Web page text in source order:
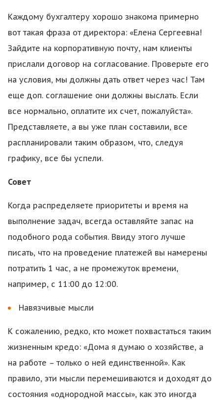
Каждому бухгалтеру хорошо знакома примерно
вот такая фраза от директора: «Елена Сергеевна!
Зайдите на корпоративную почту, нам клиенты
прислали договор на согласование. Проверьте его
на условия, мы должны дать ответ через час! Там
еще доп. соглашение они должны выслать. Если
все нормально, оплатите их счет, пожалуйста».
Представляете, а вы уже план составили, все
распланировали таким образом, что, следуя
графику, все бы успели.
Совет
Когда распределяете приоритеты и время на
выполнение задач, всегда оставляйте запас на
подобного рода события. Ввиду этого лучше
писать, что на проведение платежей вы намерены
потратить 1 час, а не промежуток времени,
например, с 11:00 до 12:00.
Навязчивые мысли
К сожалению, редко, кто может похвастаться таким
жизненным кредо: «Дома я думаю о хозяйстве, а
на работе – только о ней единственной». Как
правило, эти мысли перемешиваются и доходят до
состояния «однородной массы», как это иногда